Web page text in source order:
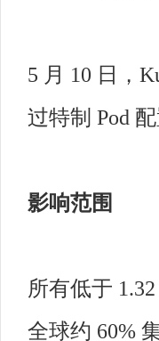
5 月 10 日，
过特制 Pod
影响范围
所有低于
全球约 60%